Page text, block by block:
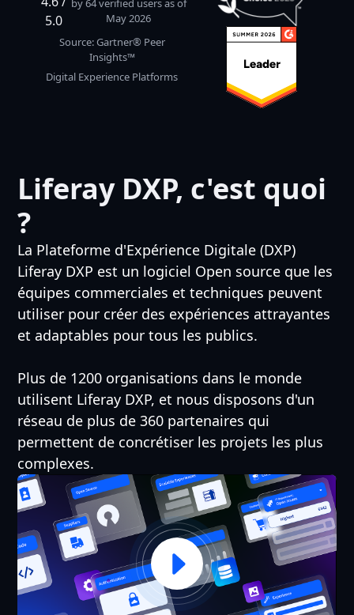
5.0
by 64 verified users as of
May 2026
Source: Gartner® Peer
Insights™
Digital Experience Platforms
Liferay DXP, c'est quoi
?
La Plateforme d'Expérience Digitale (DXP)
Liferay DXP est un logiciel Open source que les
équipes commerciales et techniques peuvent
utiliser pour créer des expériences attrayantes
et adaptables pour tous les publics.
Plus de 1200 organisations dans le monde
utilisent Liferay DXP, et nous disposons d'un
réseau de plus de 360 partenaires qui
permettent de concrétiser les projets les plus
complexes.